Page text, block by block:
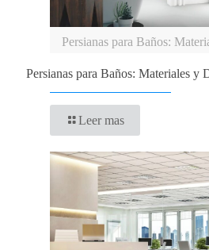
Persianas para Baños:
Persianas para Baños: Materiales y
Leer mas